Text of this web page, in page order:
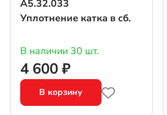
А5.32.033
Уплотнение катка в сб.
В наличии 30 шт.
4 600 ₽
В корзину